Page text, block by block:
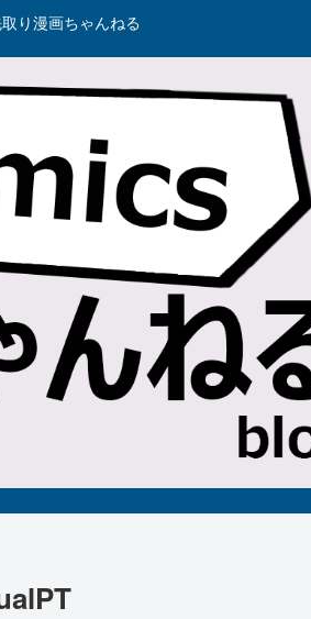
り漫画ちゃんねる